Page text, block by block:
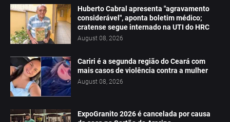
Huberto Cabral apresenta "agravamento
considerável", aponta boletim médico;
cratense segue internado na UTI do HRC
August 08, 2026
Cariri é a segunda região do Ceará com
mais casos de violência contra a mulher
August 08, 2026
ExpoGranito 2026 é cancelada por causa